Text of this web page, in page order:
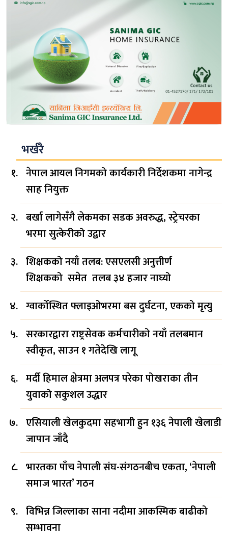
भर्खरै
नेपाल आयल निगमको कार्यकारी निर्देशकमा नागेन्द्र
साह नियुक्त
बर्खा लागेसँगै लेकमका सडक अवरुद्ध, स्ट्रेचरका
भरमा सुत्केरीको उद्वार
शिक्षकको नयाँ तलब: एसएलसी अनुत्तीर्ण
शिक्षकको समेत तलब ३४ हजार नाघ्यो
ग्वार्कोस्थित फ्लाइओभरमा बस दुर्घटना, एकको मृत्यु
सरकारद्वारा राष्ट्रसेवक कर्मचारीको नयाँ तलबमान
स्वीकृत, साउन १ गतेदेखि लागू
मर्दी हिमाल क्षेत्रमा अलपत्र परेका पोखराका तीन
युवाको सकुशल उद्धार
एसियाली खेलकुदमा सहभागी हुन १३६ नेपाली खेलाडी
जापान जाँदै
भारतका पाँच नेपाली संघ-संगठनबीच एकता, ‘नेपाली
समाज भारत’ गठन
विभिन्न जिल्लाका साना नदीमा आकस्मिक बाढीको
सम्भावना